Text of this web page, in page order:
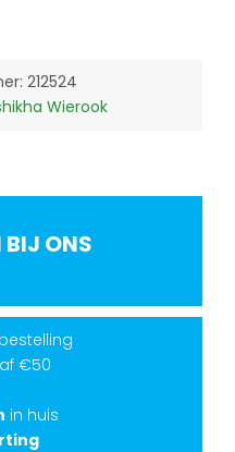
212524
Wierook
ONS
€50
in huis